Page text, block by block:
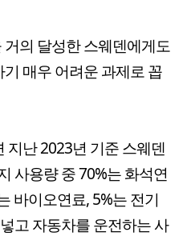
의 달성한 스웨덴에게도
매우 어려운 과제로 꼽
지난 2023년 기준 스웨덴
사용량 중 70%는 화석연
바이오연료, 5%는 전기
고 자동차를 운전하는 사